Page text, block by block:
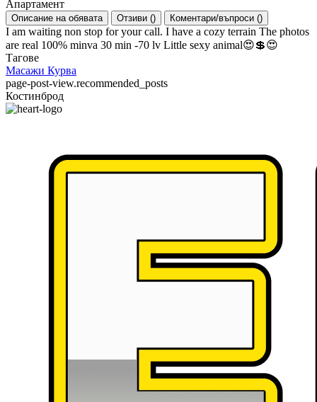
Апартамент
Описание на обявата Отзиви () Коментари/въпроси ()
I am waiting non stop for your call. I have a cozy terrain The photos
are real 100% minva 30 min -70 lv Little sexy animal😍💲😍
Тагове
Масажи Курва
page-post-view.recommended_posts
Костинброд